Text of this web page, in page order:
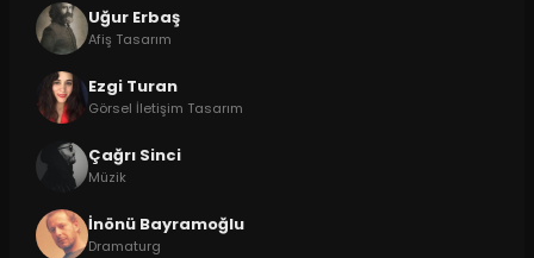
Uğur Erbaş
Afiş Tasarım
Ezgi Turan
Görsel İletişim Tasarım
Çağrı Sinci
Müzik
İnönü Bayramoğlu
Dramaturg